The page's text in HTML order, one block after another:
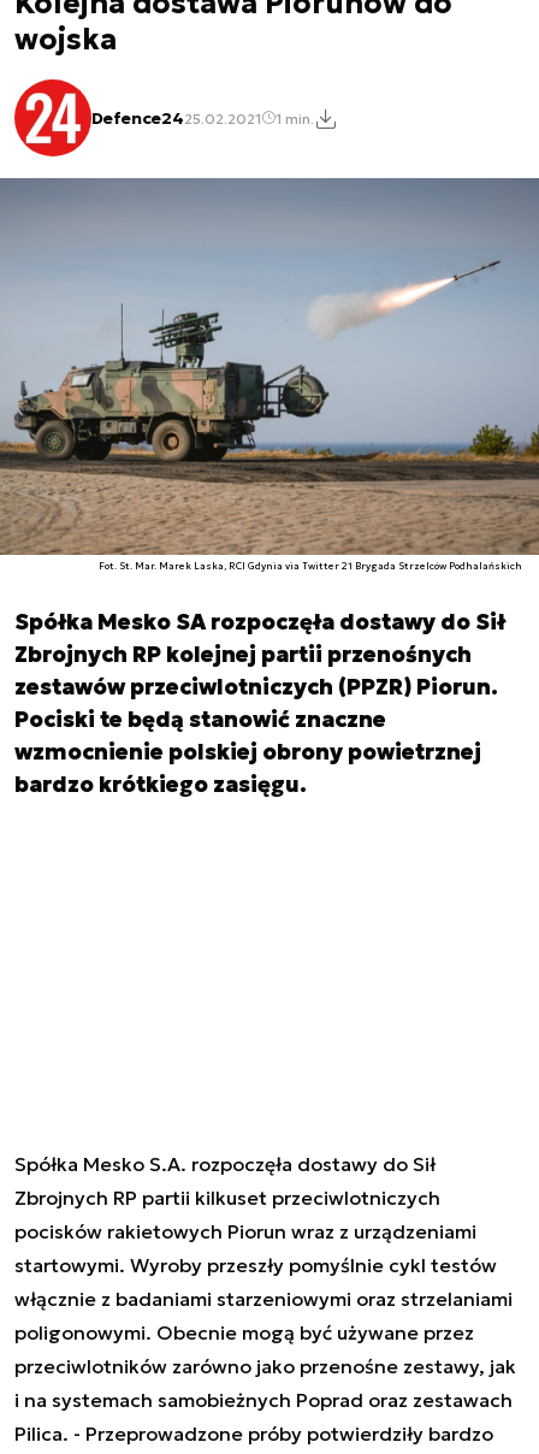
wojska
Defence2425.02.2021 1 min.
Fot. St. Mar. Marek Laska, RCI Gdynia via Twitter 21 Brygada Strzelców Podhalańskich
Spółka Mesko SA rozpoczęła dostawy do Sił
Zbrojnych RP kolejnej partii przenośnych
zestawów przeciwlotniczych (PPZR) Piorun.
Pociski te będą stanowić znaczne
wzmocnienie polskiej obrony powietrznej
bardzo krótkiego zasięgu.
Spółka Mesko S.A. rozpoczęła dostawy do Sił
Zbrojnych RP partii kilkuset przeciwlotniczych
pocisków rakietowych Piorun wraz z urządzeniami
startowymi. Wyroby przeszły pomyślnie cykl testów
włącznie z badaniami starzeniowymi oraz strzelaniami
poligonowymi. Obecnie mogą być używane przez
przeciwlotników zarówno jako przenośne zestawy, jak
i na systemach samobieżnych Poprad oraz zestawach
Pilica. - Przeprowadzone próby potwierdziły bardzo